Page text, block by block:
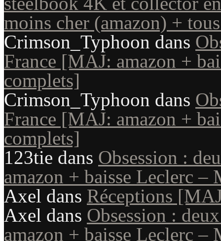
moins cher (amazon) +
Crimson_Typhoon dans
France [MAJ: amazon +
complets]
Crimson_Typhoon dans
France [MAJ: amazon +
complets]
123tie dans Obsession :
amazon + baisse Leclerc
Axel dans Réceptions
Axel dans Obsession :
amazon + baisse Leclerc